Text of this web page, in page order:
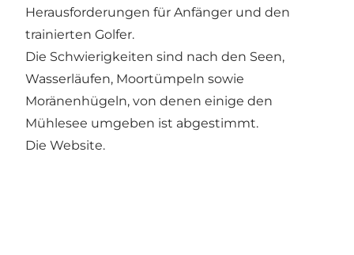
Herausforderungen für Anfänger und den
trainierten Golfer.
Die Schwierigkeiten sind nach den Seen,
Wasserläufen, Moortümpeln sowie
Moränenhügeln, von denen einige den
Mühlesee umgeben ist abgestimmt.
Die Website.